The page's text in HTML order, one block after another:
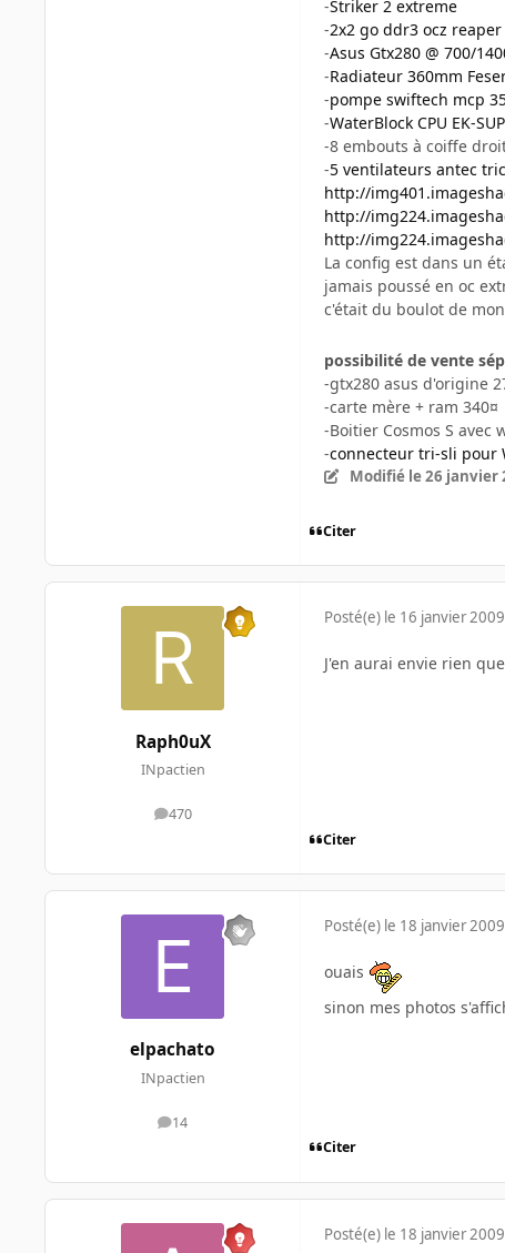
-Striker 2 extreme
-2x2 go ddr3 ocz
-Asus Gtx280 @ 700/
-Radiateur 360mm
-pompe swiftech mcp
-WaterBlock CPU EK-
-8 embouts à coiffe
-5 ventilateurs antec
http://
http://
http://
La config est dans un
jamais poussé en oc
c'était du boulot de
possibilité de vente
-gtx280 asus d'origine
-carte mère + ram 340¤
-Boitier Cosmos S
-connecteur tri-sli pour
Modifié le 26 janvier
Citer
Raph0uX
INpactien
470
messages
Posté(e) le 16 janvier 2009
J'en aurai envie rien
Citer
elpachato
INpactien
14
messages
Posté(e) le 18 janvier 2009
ouais
sinon mes photos
Citer
Posté(e) le 18 janvier 2009